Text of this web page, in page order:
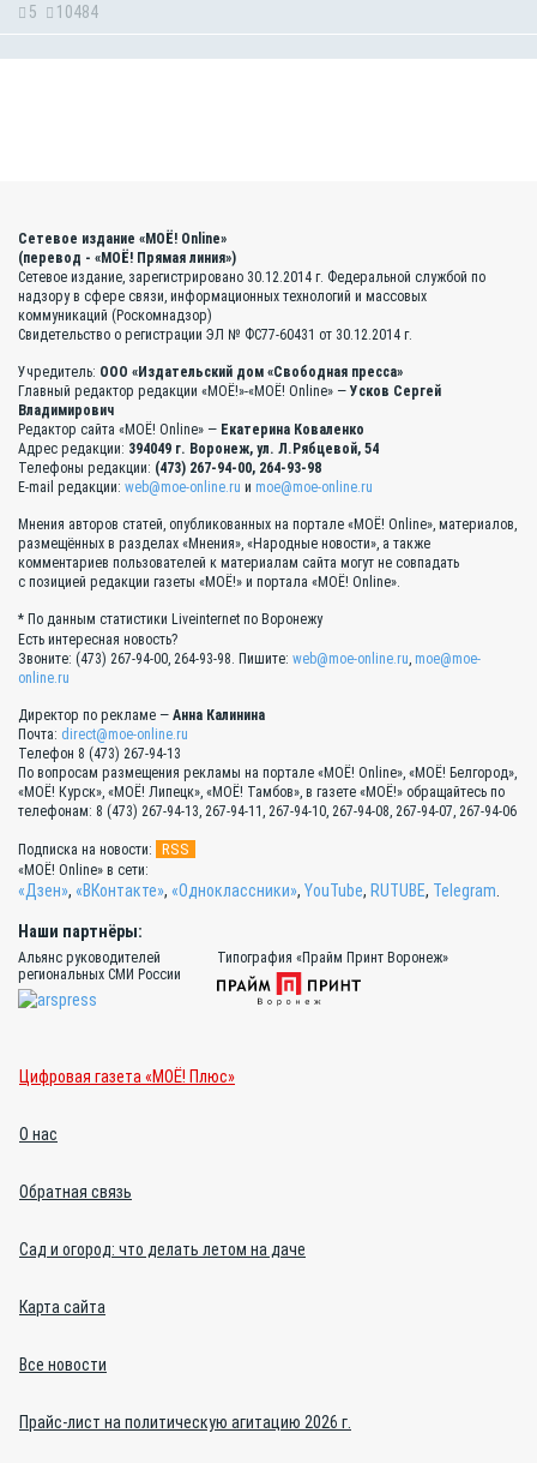
5 10484
Сетевое издание «МОЁ! Online»
(перевод - «МОЁ! Прямая линия»)
Сетевое издание, зарегистрировано 30.12.2014 г. Федеральной службой по
надзору в сфере связи, информационных технологий и массовых
коммуникаций (Роскомнадзор)
Свидетельство о регистрации ЭЛ № ФС77-60431 от 30.12.2014 г.
Учредитель: ООО «Издательский дом «Свободная пресса»
Главный редактор редакции «МОЁ!»-«МОЁ! Online» — Усков Сергей
Владимирович
Редактор сайта «МОЁ! Online» — Екатерина Коваленко
Адрес редакции: 394049 г. Воронеж, ул. Л.Рябцевой, 54
Телефоны редакции: (473) 267-94-00, 264-93-98
E-mail редакции: web@moe-online.ru и moe@moe-online.ru
Мнения авторов статей, опубликованных на портале «МОЁ! Online», материалов,
размещённых в разделах «Мнения», «Народные новости», а также
комментариев пользователей к материалам сайта могут не совпадать
с позицией редакции газеты «МОЁ!» и портала «МОЁ! Online».
* По данным статистики Liveinternet по Воронежу
Есть интересная новость?
Звоните: (473) 267-94-00, 264-93-98. Пишите: web@moe-online.ru, moe@moe-
online.ru
Директор по рекламе — Анна Калинина
Почта: direct@moe-online.ru
Телефон 8 (473) 267-94-13
По вопросам размещения рекламы на портале «МОЁ! Online», «МОЁ! Белгород»,
«МОЁ! Курск», «МОЁ! Липецк», «МОЁ! Тамбов», в газете «МОЁ!» обращайтесь по
телефонам: 8 (473) 267-94-13, 267-94-11, 267-94-10, 267-94-08, 267-94-07, 267-94-06
Подписка на новости: RSS
«МОЁ! Online» в сети:
«Дзен», «ВКонтакте», «Одноклассники», YouTube, RUTUBE, Telegram
Наши партнёры:
Альянс руководителей
региональных СМИ России
Типография «Прайм Принт Воронеж»
Цифровая газета «МОЁ! Плюс»
О нас
Обратная связь
Сад и огород: что делать летом на даче
Карта сайта
Все новости
Прайс-лист на политическую агитацию 2026 г.